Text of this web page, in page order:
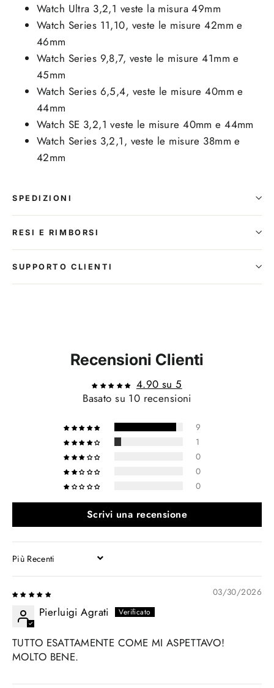
Watch Ultra 3,2,1 veste la misura 49mm
Watch Series 11,10, veste le misure 42mm e
46mm
Watch Series 9,8,7, veste le misure 41mm e
45mm
Watch Series 6,5,4, veste le misure 40mm e
44mm
Watch SE 3,2,1 veste le misure 40mm e 44mm
Watch Series 3,2,1, veste le misure 38mm e
42mm
SPEDIZIONI
RESI E RIMBORSI
SUPPORTO CLIENTI
Recensioni Clienti
4.90 su 5
Basato su 10 recensioni
9
1
0
0
0
Scrivi una recensione
SORT BY
03/30/2026
Pierluigi Agrati
TUTTO ESATTAMENTE COME MI ASPETTAVO!
MOLTO BENE.